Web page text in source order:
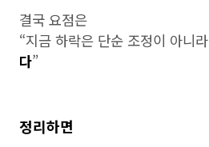
결국 요점은
“지금 하락은 단순 조정이 아니라
다”
정리하면